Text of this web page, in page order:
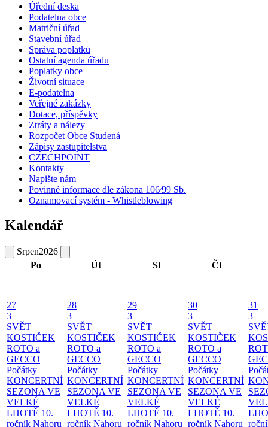
Úřední deska
Podatelna obce
Matriční úřad
Stavební úřad
Správa poplatků
Ostatní agenda úřadu
Poplatky obce
Životní situace
E-podatelna
Veřejné zakázky
Dotace, příspěvky
Ztráty a nálezy
Rozpočet Obce Studená
Zápisy zastupitelstva
CZECHPOINT
Kontakty
Napište nám
Povinné informace dle zákona 106⁄99 Sb.
Oznamovací systém - Whistleblowing
Kalendář
Srpen2026
Po
Út St Čt
27
3
SVĚT
KOSTIČEK
ROTO a
GECCO
Počátky
KONCERTNÍ
SEZONA VE
VELKÉ
LHOTĚ 10.
ročník Nahoru
28
3
SVĚT
KOSTIČEK
ROTO a
GECCO
Počátky
KONCERTNÍ
SEZONA VE
VELKÉ
LHOTĚ 10.
ročník Nahoru
29
3
SVĚT
KOSTIČEK
ROTO a
GECCO
Počátky
KONCERTNÍ
SEZONA VE
VELKÉ
LHOTĚ 10.
ročník Nahoru
30
3
SVĚT
KOSTIČEK
ROTO a
GECCO
Počátky
KONCERTNÍ
SEZONA VE
VELKÉ
LHOTĚ 10.
ročník Nahoru
31
3